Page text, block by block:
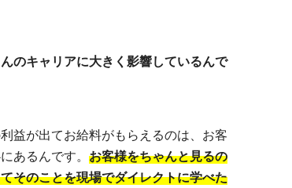
のキャリアに大きく影響しているんで
益が出てお給料がもらえるのは、お客
あるんです。 お客様をちゃんと見るの
そのことを現場でダイレクトに学べた